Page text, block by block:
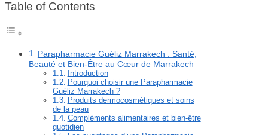
Table of Contents
Parapharmacie Guéliz Marrakech : Santé,
Beauté et Bien-Être au Cœur de Marrakech
Introduction
Pourquoi choisir une Parapharmacie
Guéliz Marrakech ?
Produits dermocosmétiques et soins
de la peau
Compléments alimentaires et bien-être
quotidien